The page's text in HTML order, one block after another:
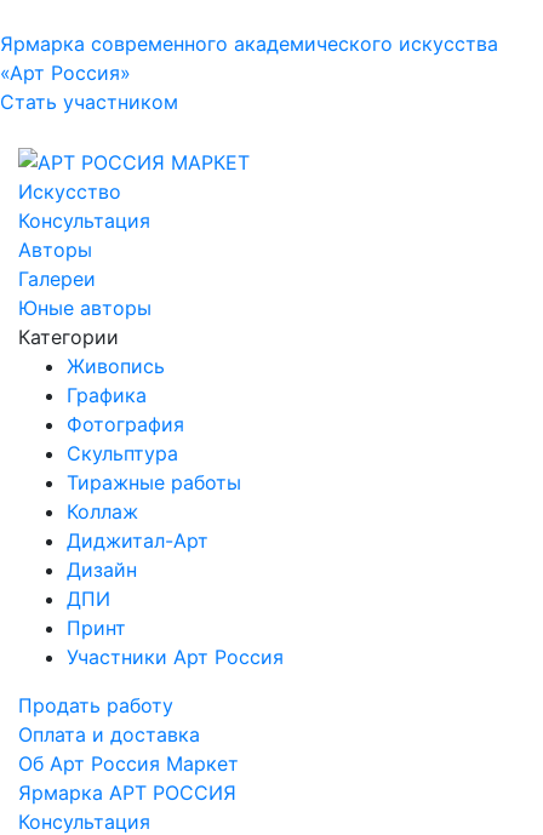
Ярмарка современного академического искусства
«Арт Россия»
Стать участником
Искусство
Консультация
Авторы
Галереи
Юные авторы
Категории
Живопись
Графика
Фотография
Скульптура
Тиражные работы
Коллаж
Диджитал-Арт
Дизайн
ДПИ
Принт
Участники Арт Россия
Продать работу
Оплата и доставка
Об Арт Россия Маркет
Ярмарка АРТ РОССИЯ
Консультация